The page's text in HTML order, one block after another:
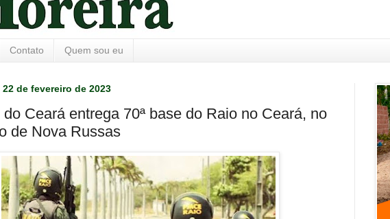
Contato Quem sou eu
de fevereiro de 2023
Ceará entrega 70ª base do Raio no Ceará, no
de Nova Russas